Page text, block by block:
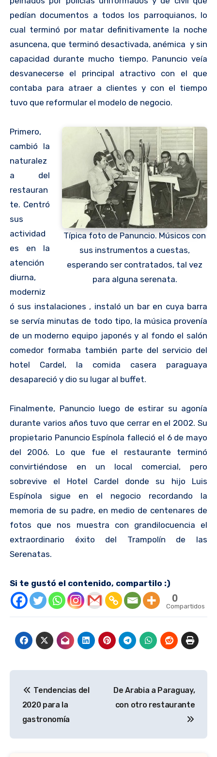
pedían documentos a todos los parroquianos, lo
cual terminó por matar definitivamente la noche
asuncena, que terminó desactivada, anémica y sin
capacidad durante mucho tiempo. Panuncio veía
desvanecerse el principal atractivo con el que
contaba para atraer a clientes y con el tiempo
tuvo que reformular el modelo de negocio.
Típica foto de Panuncio. Músicos con
sus instrumentos a cuestas,
esperando ser contratados, tal vez
para alguna serenata.
Primero,
cambió la
naturalez
a del
restauran
te. Centró
sus
actividad
es en la
atención
diurna,
moderniz
ó sus instalaciones , instaló un bar en cuya barra
se servía minutas de todo tipo, la música provenía
de un moderno equipo japonés y al fondo el salón
comedor formaba también parte del servicio del
hotel Cardel, la comida casera paraguaya
desapareció y dio su lugar al buffet.
Finalmente, Panuncio luego de estirar su agonía
durante varios años tuvo que cerrar en el 2002. Su
propietario Panuncio Espínola falleció el 6 de mayo
del 2006. Lo que fue el restaurante terminó
convirtiéndose en un local comercial, pero
sobrevive el Hotel Cardel donde su hijo Luis
Espínola sigue en el negocio recordando la
memoria de su padre, en medio de centenares de
fotos que nos muestra con grandilocuencia el
extraordinario éxito del Trampolín de las
Serenatas.
Si te gustó el contenido, compartilo :)
0
Compartidos
de
entradas
Tendencias del
2020 para la
gastronomía
De Arabia a Paraguay,
con otro restaurante